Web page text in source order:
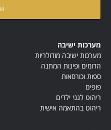
מערכות ישיבה
מערכות ישיבה מודולריות
הדומים ופינות המתנה
ספות וכורסאות
פופים
ריהוט לגני ילדים
ריהוט בהתאמה אישית